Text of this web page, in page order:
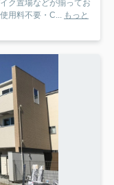
ク置場などが揃ってお
用料不要・C... もっと